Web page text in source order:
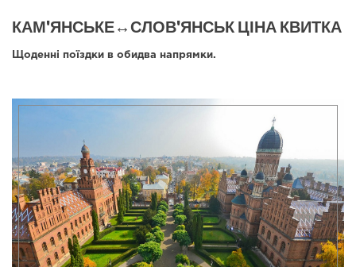
КАМ'ЯНСЬКЕ↔СЛОВ'ЯНСЬК ЦІНА КВИТКА
Щоденні поїздки в обидва напрямки.